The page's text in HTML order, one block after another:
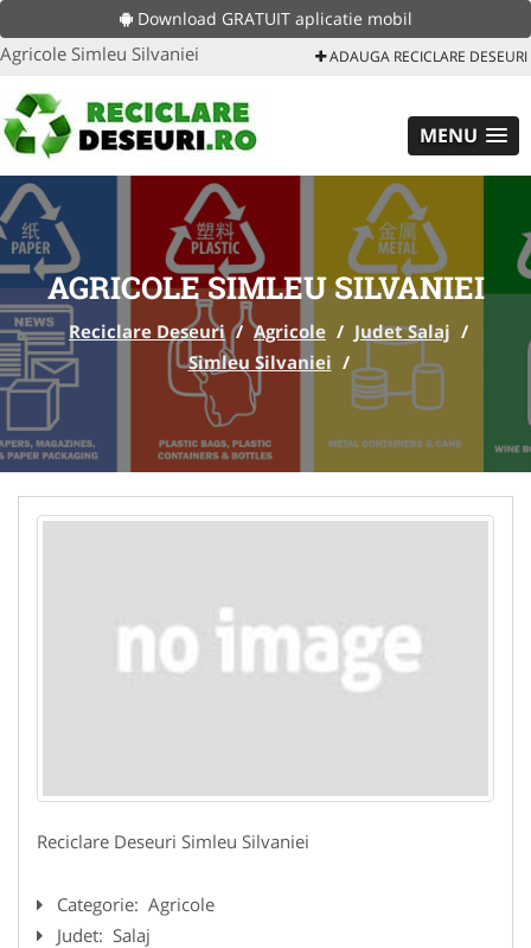
Download GRATUIT aplicatie mobil
Agricole Simleu Silvaniei ADAUGA RECICLARE DESEURI
MENU
AGRICOLE SIMLEU SILVANIEI
Reciclare Deseuri / Agricole / Judet Salaj /
Simleu Silvaniei /
Reciclare Deseuri Simleu Silvaniei
Categorie: Agricole
Judet: Salaj